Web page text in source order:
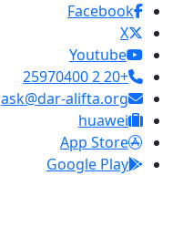
Facebook
X
Youtube
+20 2 25970400
ask@dar-alifta.org
huawei
App Store
Google Play